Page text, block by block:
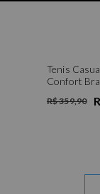
Tenis
Confort
R$ 359,90